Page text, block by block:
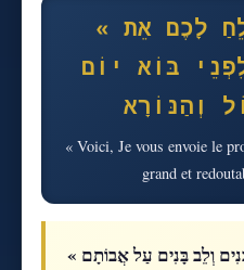
« הִנֵּה אָנֹכִי שֹׁלֵחַ לָכֶם אֵת
בּוֹא יוֹם
« Voici, Je vous envoie le
grand et